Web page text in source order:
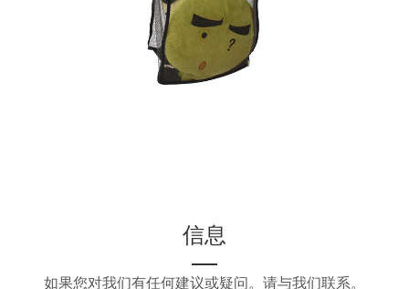
信息
如果您对我们有任何建议或疑问。请与我们联系。